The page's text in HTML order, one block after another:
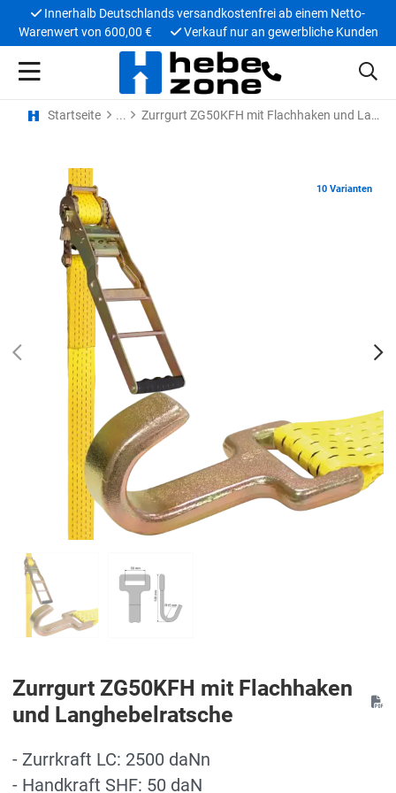
Innerhalb Deutschlands versandkostenfrei ab einem Netto-
Warenwert von 600,00 €
Verkauf nur an gewerbliche Kunden
Startseite Zurrgurt ZG50KFH mit Flachhaken und Langhebelratsche
10 Varianten
Zurrgurt ZG50KFH mit Flachhaken
und Langhebelratsche
- Zurrkraft LC: 2500 daNn
- Handkraft SHF: 50 daN